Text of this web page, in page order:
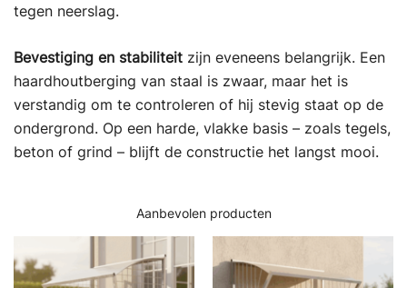
tegen neerslag.
Bevestiging en stabiliteit zijn eveneens belangrijk. Een
haardhoutberging van staal is zwaar, maar het is
verstandig om te controleren of hij stevig staat op de
ondergrond. Op een harde, vlakke basis – zoals tegels,
beton of grind – blijft de constructie het langst mooi.
Aanbevolen producten